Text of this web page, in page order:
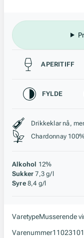
Passer til
APERITIFF
FYLDE
Stil, lagring
Drikkeklar nå,
Chardonnay
Alkohol 12%
Sukker 7,3 g/l
Syre 8,4 g/l
VaretypeMusserende
Varenummer11023101